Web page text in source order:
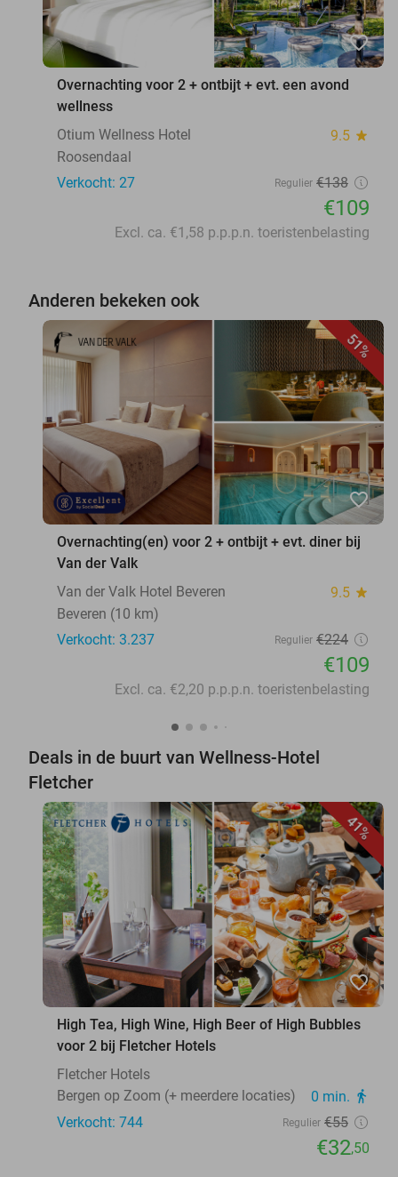
favorite_border
Overnachting voor 2 + ontbijt + evt. een avond
wellness
Otium Wellness Hotel
9.5 star
Roosendaal
Verkocht: 27
Regulier €138
€109
Excl. ca. €1,58 p.p.p.n. toeristenbelasting
Anderen bekeken ook
51%
favorite_border
Overnachting(en) voor 2 + ontbijt + evt. diner bij
Van der Valk
Van der Valk Hotel Beveren
9.5 star
Beveren (10 km)
Verkocht: 3.237
Regulier €224
€109
Excl. ca. €2,20 p.p.p.n. toeristenbelasting
Deals in de buurt van Wellness-Hotel
Fletcher
41%
favorite_border
High Tea, High Wine, High Beer of High Bubbles
voor 2 bij Fletcher Hotels
Fletcher Hotels
Bergen op Zoom (+ meerdere locaties)
0 min. directions_walk
Verkocht: 744 Regulier €55
€32,50